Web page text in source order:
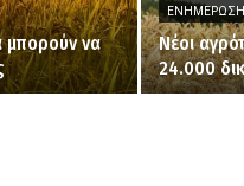
μπορούν να
Νέοι
24.000